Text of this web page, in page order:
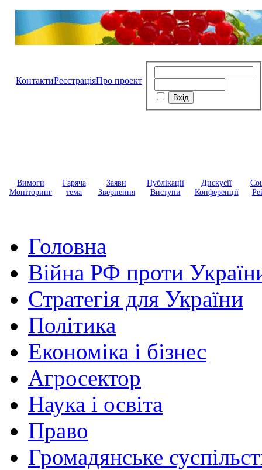
КонтактиРеєстраціяПро проект
Вимоги
Моніторинг
Гаряча
тема
Заяви
Звернення
Публікації
Виступи
Дискусії
Конференції
Головна
Війна РФ проти
Стратегія для України
Політика
Економіка і бізнес
Агросектор
Наука і освіта
Право
Громадянське